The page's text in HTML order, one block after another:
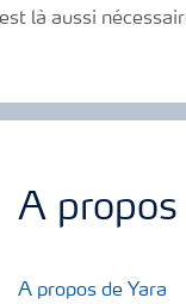
là aussi
A propos
A propos de Yara